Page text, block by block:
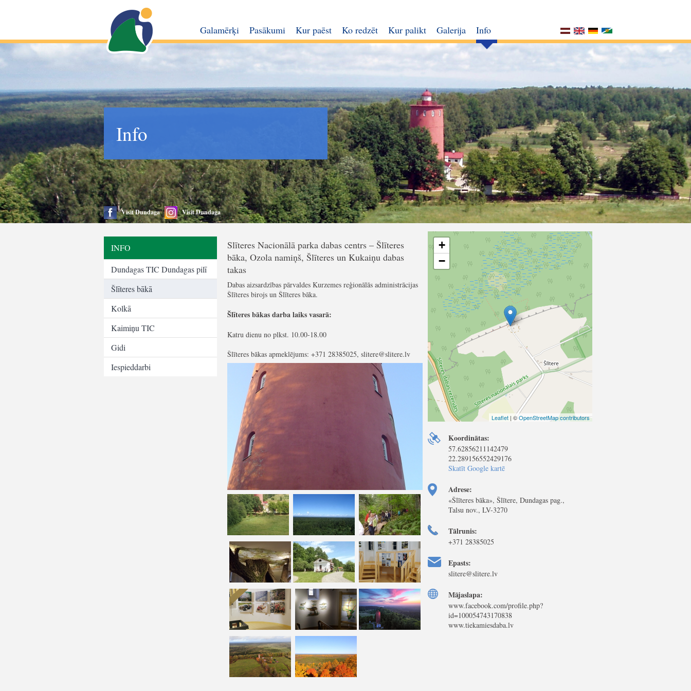
Galamērķi Pasākumi Kur paēst Ko redzēt Kur palikt Galerija Info
Info
Visit Dundaga Visit Dundaga
INFO
Dundagas TIC Dundagas pilī
Šlīteres bākā
Kolkā
Kaimiņu TIC
Gidi
Iespieddarbi
Slīteres Nacionālā parka dabas centrs – Šlīteres
bāka, Ozola namiņš, Šlīteres un Kukaiņu dabas
takas
Dabas aizsardzības pārvaldes Kurzemes reģionālās administrācijas
Šlīteres birojs un Šlīteres bāka.
Šlīteres bākas darba laiks vasarā:
Katru dienu no plkst. 10.00-18.00
Šlīteres bākas apmeklējums: +371 28385025, slitere@slitere.lv
+
−
Leaflet | ©OpenStreetMap contributors
Koordinātas:
57.62856211142479
22.289156552429176
Skatīt Google kartē
Adrese:
«Šlīteres bāka», Šlītere, Dundagas pag.,
Talsu nov., LV-3270
Tālrunis:
+371 28385025
Epasts:
slitere@slitere.lv
Mājaslapa:
www.facebook.com/profile.php?
id=100054743170838
www.tiekamiesdaba.lv